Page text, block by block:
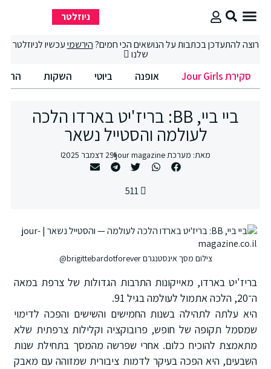
ניוזלטר
רוצה להתעדכן בכתבות על הנושאים הכי חמים?הירשמיעכשיו לניוזלטר
שלנו
סקירת Jour Girls אופנה ביוטי השקות
ביי ביי, BB: בריז'יט בארדו הלכה
לעולמה והסטייל נשאר
מאת: מערכת jour magazine 29 דצמבר 2025
511
צילום מסך אינסטנגרם brigittebardotforever@
בריז'יט בארדו, מאייקונות התרבות הגדולות של צרפת במאה
ה־20, הלכה אתמול לעולמה בגיל 91.
היא עלתה לתהילה בשנות החמישים והשישים והפכה לדימוי
שמסמל תקופה של חופש, פרובוקציה וקלילות צרפתית שלא
מתאמצת להוכיח כלום. אחרי שפרשה מהמסך בתחילת שנות
השבעים, היא הפכה בעיקר לדמות ציבורית שמזוהה עם מאבק